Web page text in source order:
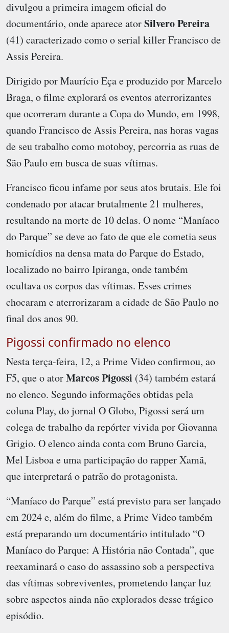
divulgou a primeira imagem oficial do
documentário, onde aparece atorSilvero Pereira
(41) caracterizado como o serial killer Francisco de
Assis Pereira.
Dirigido por Maurício Eça e produzido por Marcelo
Braga, o filme explorará os eventos aterrorizantes
que ocorreram durante a Copa do Mundo, em 1998,
quando Francisco de Assis Pereira, nas horas vagas
de seu trabalho como motoboy, percorria as ruas de
São Paulo em busca de suas vítimas.
Francisco ficou infame por seus atos brutais. Ele foi
condenado por atacar brutalmente 21 mulheres,
resultando na morte de 10 delas. O nome “Maníaco
do Parque” se deve ao fato de que ele cometia seus
homicídios na densa mata do Parque do Estado,
localizado no bairro Ipiranga, onde também
ocultava os corpos das vítimas. Esses crimes
chocaram e aterrorizaram a cidade de São Paulo no
final dos anos 90.
Pigossi confirmado no elenco
Nesta terça-feira, 12, a Prime Video confirmou, ao
F5, que o atorMarcos Pigossi (34) também estará
no elenco. Segundo informações obtidas pela
coluna Play, do jornal O Globo, Pigossi será um
colega de trabalho da repórter vivida por Giovanna
Grigio. O elenco ainda conta com Bruno Garcia,
Mel Lisboa e uma participação do rapper Xamã,
que interpretará o patrão do protagonista.
“Maníaco do Parque” está previsto para ser lançado
em 2024 e, além do filme, a Prime Video também
está preparando um documentário intitulado “O
Maníaco do Parque: A História não Contada”, que
reexaminará o caso do assassino sob a perspectiva
das vítimas sobreviventes, prometendo lançar luz
sobre aspectos ainda não explorados desse trágico
episódio.